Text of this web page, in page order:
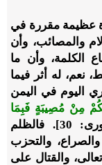
عظيمة مقررة في
والمصائب، وأن
الكلمة، وأن ما
نعم، له أثر فيما
اليوم في اليمن
مِنْ مُصِيبَةٍ فَبِمَا
﴾ [الشورى: 30]. فالظلم
والتحزب
والقتال على